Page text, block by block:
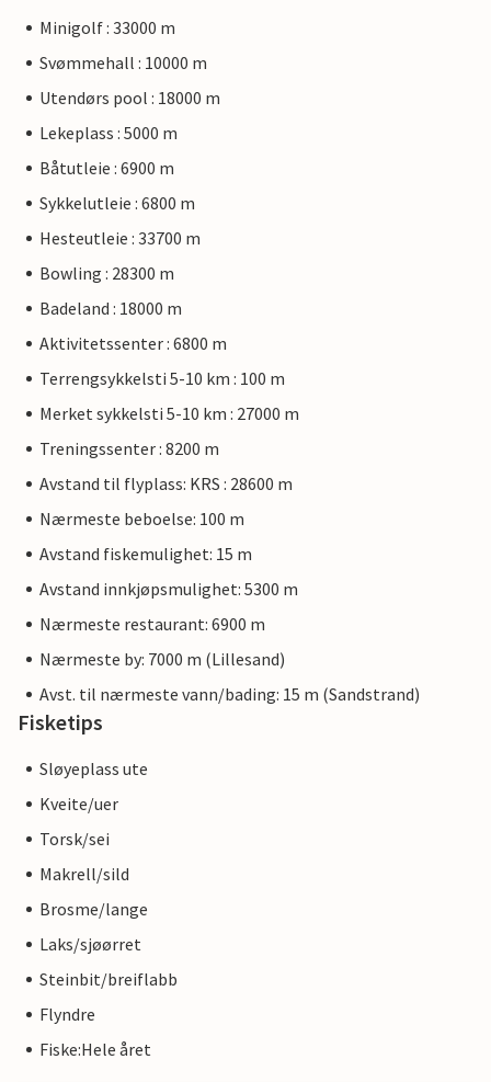
Minigolf : 33000 m
Svømmehall : 10000 m
Utendørs pool : 18000 m
Lekeplass : 5000 m
Båtutleie : 6900 m
Sykkelutleie : 6800 m
Hesteutleie : 33700 m
Bowling : 28300 m
Badeland : 18000 m
Aktivitetssenter : 6800 m
Terrengsykkelsti 5-10 km : 100 m
Merket sykkelsti 5-10 km : 27000 m
Treningssenter : 8200 m
Avstand til flyplass: KRS : 28600 m
Nærmeste beboelse: 100 m
Avstand fiskemulighet: 15 m
Avstand innkjøpsmulighet: 5300 m
Nærmeste restaurant: 6900 m
Nærmeste by: 7000 m (Lillesand)
Avst. til nærmeste vann/bading: 15 m (Sandstrand)
Fisketips
Sløyeplass ute
Kveite/uer
Torsk/sei
Makrell/sild
Brosme/lange
Laks/sjøørret
Steinbit/breiflabb
Flyndre
Fiske:Hele året